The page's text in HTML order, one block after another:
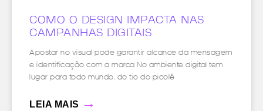
COMO O DESIGN IMPACTA NAS
CAMPANHAS DIGITAIS
Apostar no visual pode garantir alcance da mensagem
e identificação com a marca No ambiente digital tem
lugar para todo mundo, do tio do picolé
LEIA MAIS →